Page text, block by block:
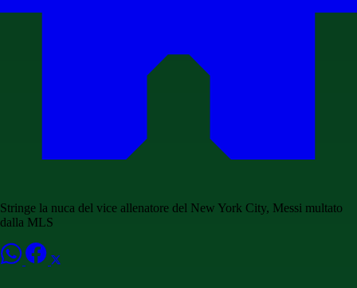
Stringe la nuca del vice allenatore del New York City, Messi multato
dalla MLS